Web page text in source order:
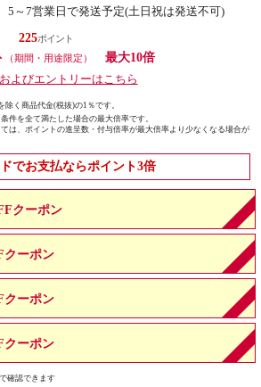
5～7営業日で発送予定(土日祝は発送不可)
225
（期間・用途限定）
最大10倍
よびエントリーはこちら
く商品代金(税抜)の1％です。
件を全て満たした場合の最大倍率です。
は、ポイントの進呈数・付与倍率が最大倍率より少なくなる場合が
でお支払ならポイント3倍
クーポン
クーポン
クーポン
クーポン
確認できます